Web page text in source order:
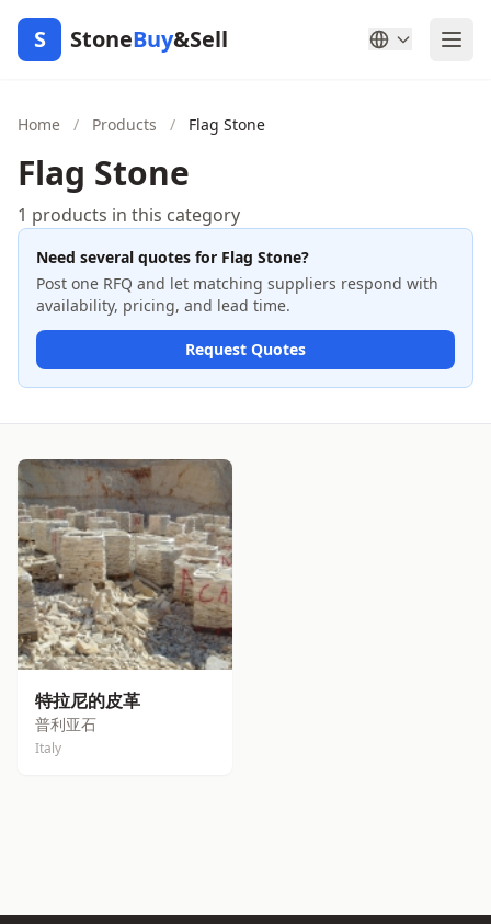
S StoneBuy&Sell
Home / Products / Flag Stone
Flag Stone
1 products in this category
Need several quotes for Flag Stone?
Post one RFQ and let matching suppliers respond with
availability, pricing, and lead time.
Request Quotes
特拉尼的皮革
普利亚石
Italy